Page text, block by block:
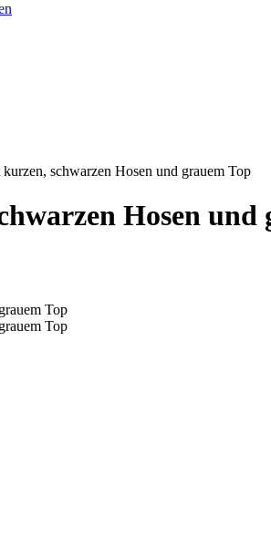
schwarzen Hosen und grauem Top
Hosen und